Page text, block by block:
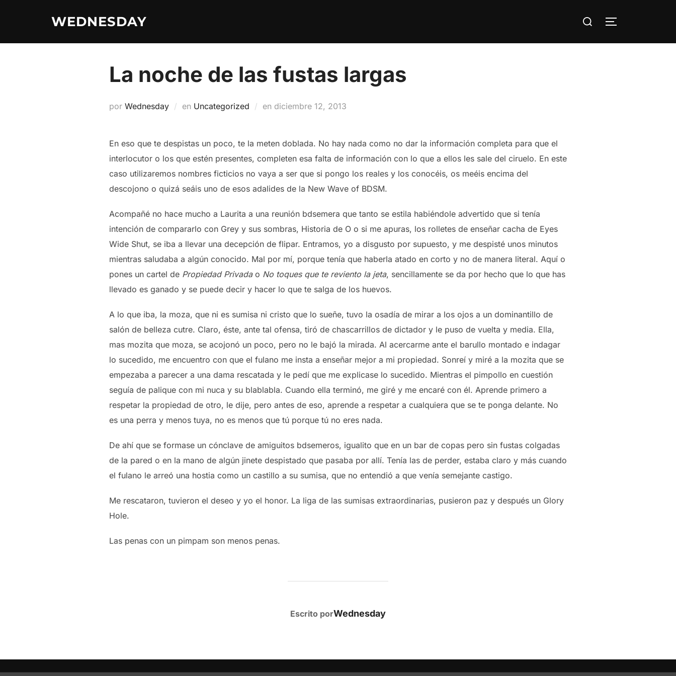
WEDNESDAY
Buscar:
ALTERNAR
La noche de las fustas largas
por Wednesday en Uncategorized en Publicado
diciembre 12, 2013
En eso que te despistas un poco, te la meten doblada. No hay nada como no dar la información completa para que el
interlocutor o los que estén presentes, completen esa falta de información con lo que a ellos les sale del ciruelo. En este
caso utilizaremos nombres ficticios no vaya a ser que si pongo los reales y los conocéis, os meéis encima del
descojono o quizá seáis uno de esos adalides de la New Wave of BDSM.
Acompañé no hace mucho a Laurita a una reunión bdsemera que tanto se estila habiéndole advertido que si tenía
intención de compararlo con Grey y sus sombras, Historia de O o si me apuras, los rolletes de enseñar cacha de Eyes
Wide Shut, se iba a llevar una decepción de flipar. Entramos, yo a disgusto por supuesto, y me despisté unos minutos
mientras saludaba a algún conocido. Mal por mí, porque tenía que haberla atado en corto y no de manera literal. Aquí o
pones un cartel de Propiedad Privadao No toques que te reviento la jeta, sencillamente se da por hecho que lo que has
llevado es ganado y se puede decir y hacer lo que te salga de los huevos.
A lo que iba, la moza, que ni es sumisa ni cristo que lo sueñe, tuvo la osadía de mirar a los ojos a un dominantillo de
salón de belleza cutre. Claro, éste, ante tal ofensa, tiró de chascarrillos de dictador y le puso de vuelta y media. Ella,
mas mozita que moza, se acojonó un poco, pero no le bajó la mirada. Al acercarme ante el barullo montado e indagar
lo sucedido, me encuentro con que el fulano me insta a enseñar mejor a mi propiedad. Sonreí y miré a la mozita que se
empezaba a parecer a una dama rescatada y le pedí que me explicase lo sucedido. Mientras el pimpollo en cuestión
seguía de palique con mi nuca y su blablabla. Cuando ella terminó, me giré y me encaré con él. Aprende primero a
respetar la propiedad de otro, le dije, pero antes de eso, aprende a respetar a cualquiera que se te ponga delante. No
es una perra y menos tuya, no es menos que tú porque tú no eres nada.
De ahí que se formase un cónclave de amiguitos bdsemeros, igualito que en un bar de copas pero sin fustas colgadas
de la pared o en la mano de algún jinete despistado que pasaba por allí. Tenía las de perder, estaba claro y más cuando
el fulano le arreó una hostia como un castillo a su sumisa, que no entendió a que venía semejante castigo.
Me rescataron, tuvieron el deseo y yo el honor. La liga de las sumisas extraordinarias, pusieron paz y después un Glory
Hole.
Las penas con un pimpam son menos penas.
AUTOR DE LA PUBLICACIÓN
Escrito porWednesday